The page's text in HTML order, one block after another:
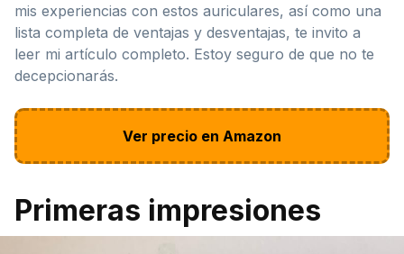
mis experiencias con estos auriculares, así como una
lista completa de ventajas y desventajas, te invito a
leer mi artículo completo. Estoy seguro de que no te
decepcionarás.
Ver precio en Amazon
Primeras impresiones